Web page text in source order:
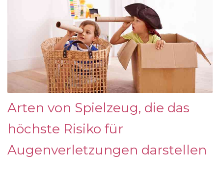
Arten von Spielzeug, die das
höchste Risiko für
Augenverletzungen darstellen